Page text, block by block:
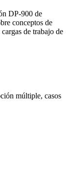
DP-900 de
conceptos de
de trabajo de
múltiple, casos